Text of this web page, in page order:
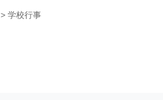
> 学校行事